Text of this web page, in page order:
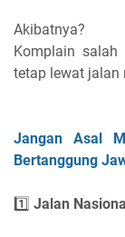
Akibatnya?
Komplain
tetap lewat jalan
Jangan Asal
Bertanggung
1️⃣ Jalan